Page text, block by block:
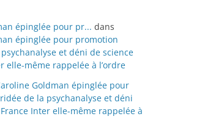
épinglée pour pr... dans
épinglée pour promotion
et déni de science
elle-même rappelée à l’ordre
Goldman épinglée pour
de la psychanalyse et déni
Inter elle-même rappelée à